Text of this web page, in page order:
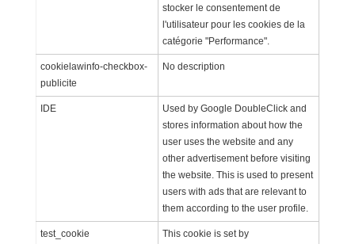
stocker le consentement de
l'utilisateur pour les cookies de la
catégorie "Performance".
cookielawinfo-checkbox-
publicite
No description
IDE
Used by Google DoubleClick and
stores information about how the
user uses the website and any
other advertisement before visiting
the website. This is used to present
users with ads that are relevant to
them according to the user profile.
test_cookie
This cookie is set by